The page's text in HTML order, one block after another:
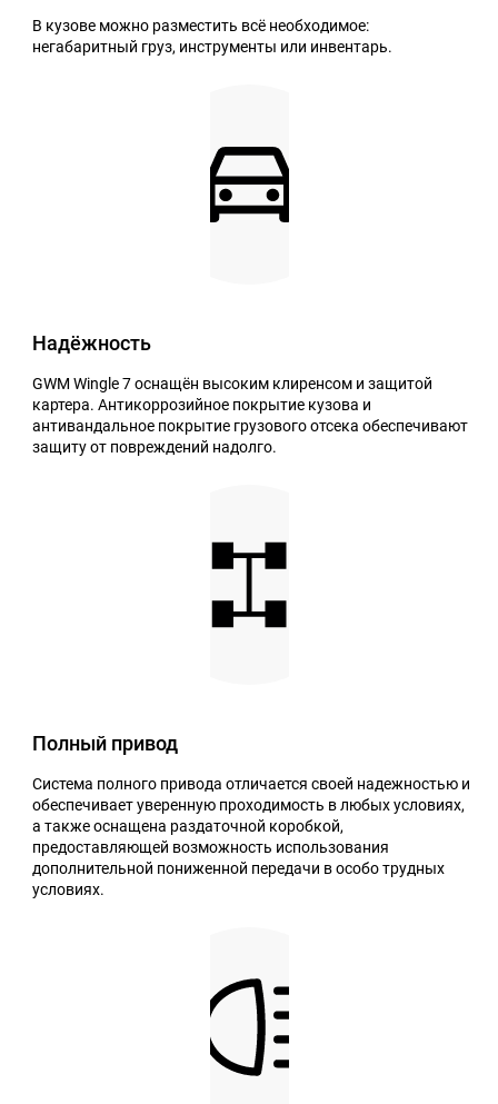
В кузове можно разместить всё необходимое:
негабаритный груз, инструменты или инвентарь.
Надёжность
GWM Wingle 7 оснащён высоким клиренсом и защитой
картера. Антикоррозийное покрытие кузова и
антивандальное покрытие грузового отсека обеспечивают
защиту от повреждений надолго.
Полный привод
Система полного привода отличается своей надежностью и
обеспечивает уверенную проходимость в любых условиях,
а также оснащена раздаточной коробкой,
предоставляющей возможность использования
дополнительной пониженной передачи в особо трудных
условиях.